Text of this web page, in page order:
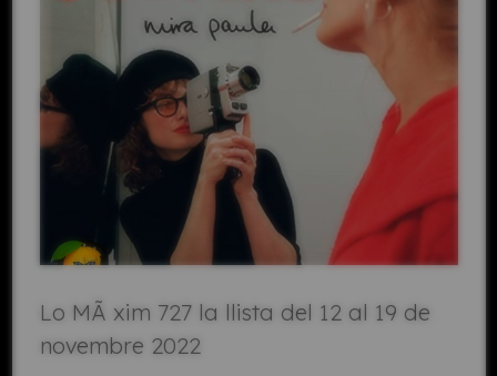
Lo MÃ xim 727 la llista del 12 al 19 de
novembre 2022